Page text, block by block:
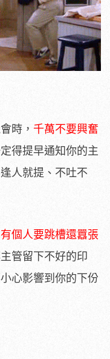
時， 千萬不要興奮
定得提早通知你的主
人就提、不吐不
有個人要跳槽還囂張
管留下不好的印
心影響到你的下份